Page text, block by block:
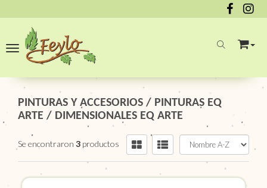
Toggle navigation
PINTURAS Y ACCESORIOS / PINTURAS EQ
ARTE / DIMENSIONALES EQ ARTE
Se encontraron 3 productos